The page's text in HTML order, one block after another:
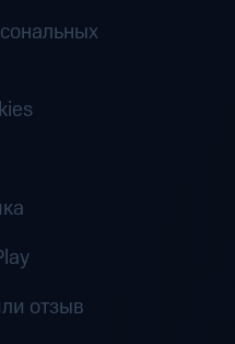
отзыв